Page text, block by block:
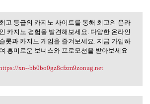
고 등급의 카지노 사이트를 통
해 최고의 온라인
최고 등급의 카지노 사이트를 통해 최고의 온라
인 카지노 경험을 발견해보세요. 다양한 온라인
슬롯과 카지노 게임을 즐겨보세요. 지금 가입하
여 흥미로운 보너스와 프로모션을 받아보세요
xn--bb0bo0gz8cfzm9zonug.net